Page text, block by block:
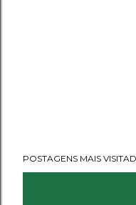
POSTAGENS MAIS